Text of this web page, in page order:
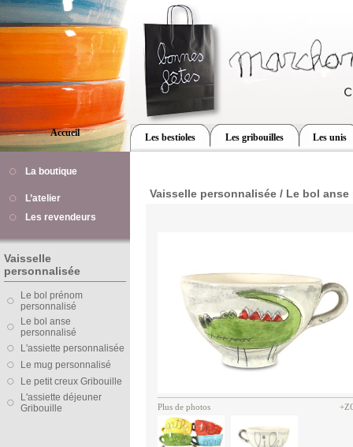
Accueil Les bestioles Les gribouilles Les unis
La boutique
L’atelier
Les revendeurs
Vaisselle
personnalisée
Le bol prénom
personnalisé
Le bol anse
personnalisé
L'assiette personnalisée
Le mug personnalisé
Le petit creux Gribouille
L'assiette déjeuner
Gribouille
Vaisselle personnalisée / Le bol
Plus de photos